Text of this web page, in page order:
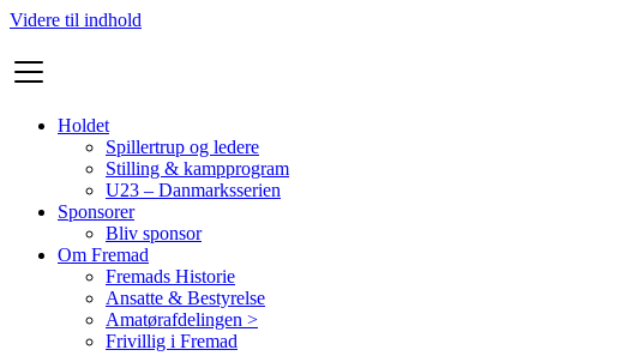
Videre til indhold
Holdet
Spillertrup og ledere
Stilling & kampprogram
U23 – Danmarksserien
Sponsorer
Bliv sponsor
Om Fremad
Fremads Historie
Ansatte & Bestyrelse
Amatørafdelingen >
Frivillig i Fremad